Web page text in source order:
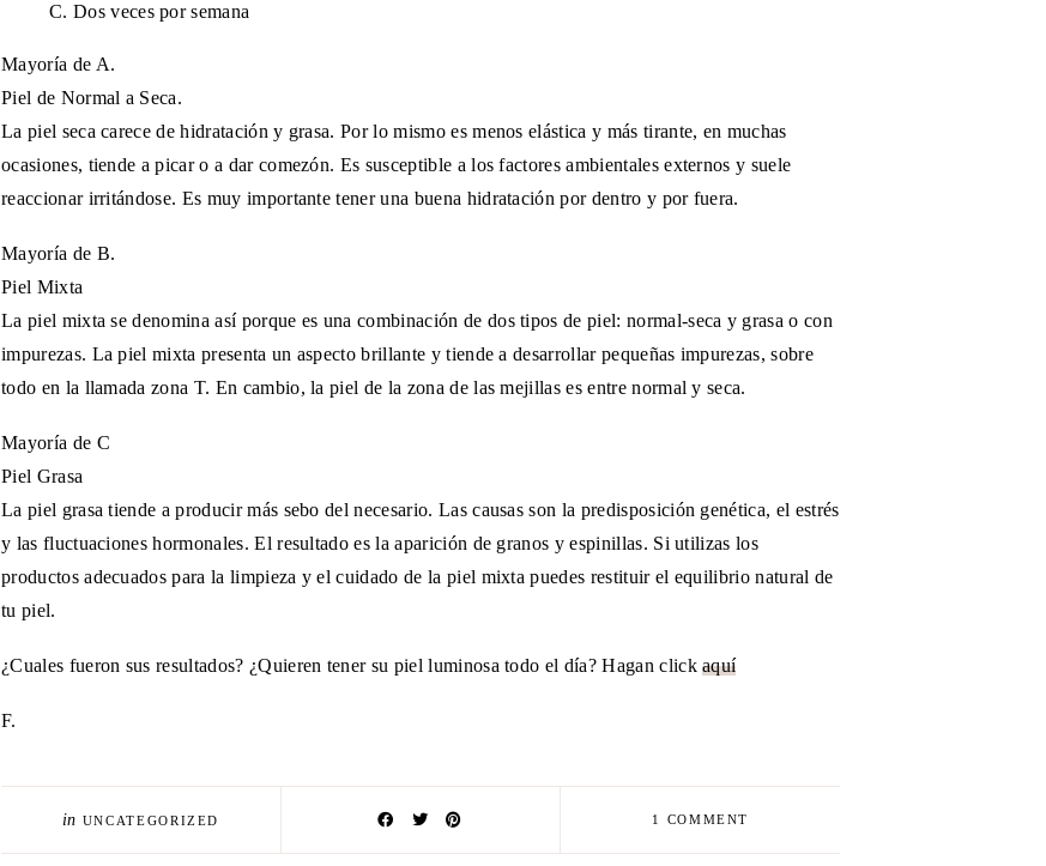
C. Dos veces por semana
Mayoría de A.
Piel de Normal a Seca.
La piel seca carece de hidratación y grasa. Por lo mismo es menos elástica y más tirante, en muchas
ocasiones, tiende a picar o a dar comezón. Es susceptible a los factores ambientales externos y suele
reaccionar irritándose. Es muy importante tener una buena hidratación por dentro y por fuera.
Mayoría de B.
Piel Mixta
La piel mixta se denomina así porque es una combinación de dos tipos de piel: normal-seca y grasa o con
impurezas. La piel mixta presenta un aspecto brillante y tiende a desarrollar pequeñas impurezas, sobre
todo en la llamada zona T. En cambio, la piel de la zona de las mejillas es entre normal y seca.
Mayoría de C
Piel Grasa
La piel grasa tiende a producir más sebo del necesario. Las causas son la predisposición genética, el estrés
y las fluctuaciones hormonales. El resultado es la aparición de granos y espinillas. Si utilizas los
productos adecuados para la limpieza y el cuidado de la piel mixta puedes restituir el equilibrio natural de
tu piel.
¿Cuales fueron sus resultados? ¿Quieren tener su piel luminosa todo el día? Hagan clickaquí
F.
in UNCATEGORIZED 1 COMMENT